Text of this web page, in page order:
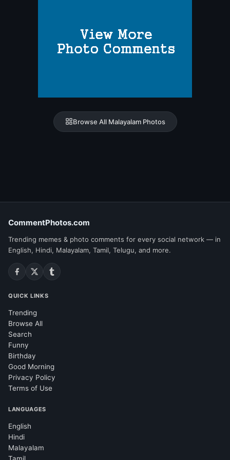
Browse All Malayalam Photos
CommentPhotos.com
Trending memes & photo comments for every social network — in
English, Hindi, Malayalam, Tamil, Telugu, and more.
QUICK LINKS
Trending
Browse All
Search
Funny
Birthday
Good Morning
Privacy Policy
Terms of Use
LANGUAGES
English
Hindi
Malayalam
Tamil